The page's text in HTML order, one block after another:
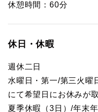
休憩時間：60分
休日・休暇
週休二日
水曜日・第一/第三火曜
にて希望日にお休みが
夏季休暇（3日）/年末